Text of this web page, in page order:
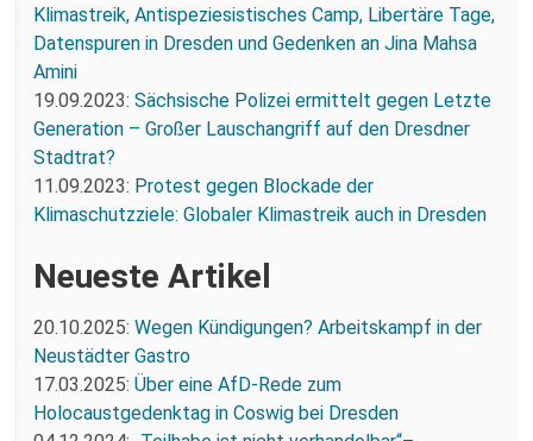
Klimastreik, Antispeziesistisches Camp, Libertäre Tage,
Datenspuren in Dresden und Gedenken an Jina Mahsa
Amini
19.09.2023: Sächsische Polizei ermittelt gegen Letzte
Generation – Großer Lauschangriff auf den Dresdner
Stadtrat?
11.09.2023: Protest gegen Blockade der
Klimaschutzziele: Globaler Klimastreik auch in Dresden
Neueste Artikel
20.10.2025: Wegen Kündigungen? Arbeitskampf in der
Neustädter Gastro
17.03.2025: Über eine AfD-Rede zum
Holocaustgedenktag in Coswig bei Dresden